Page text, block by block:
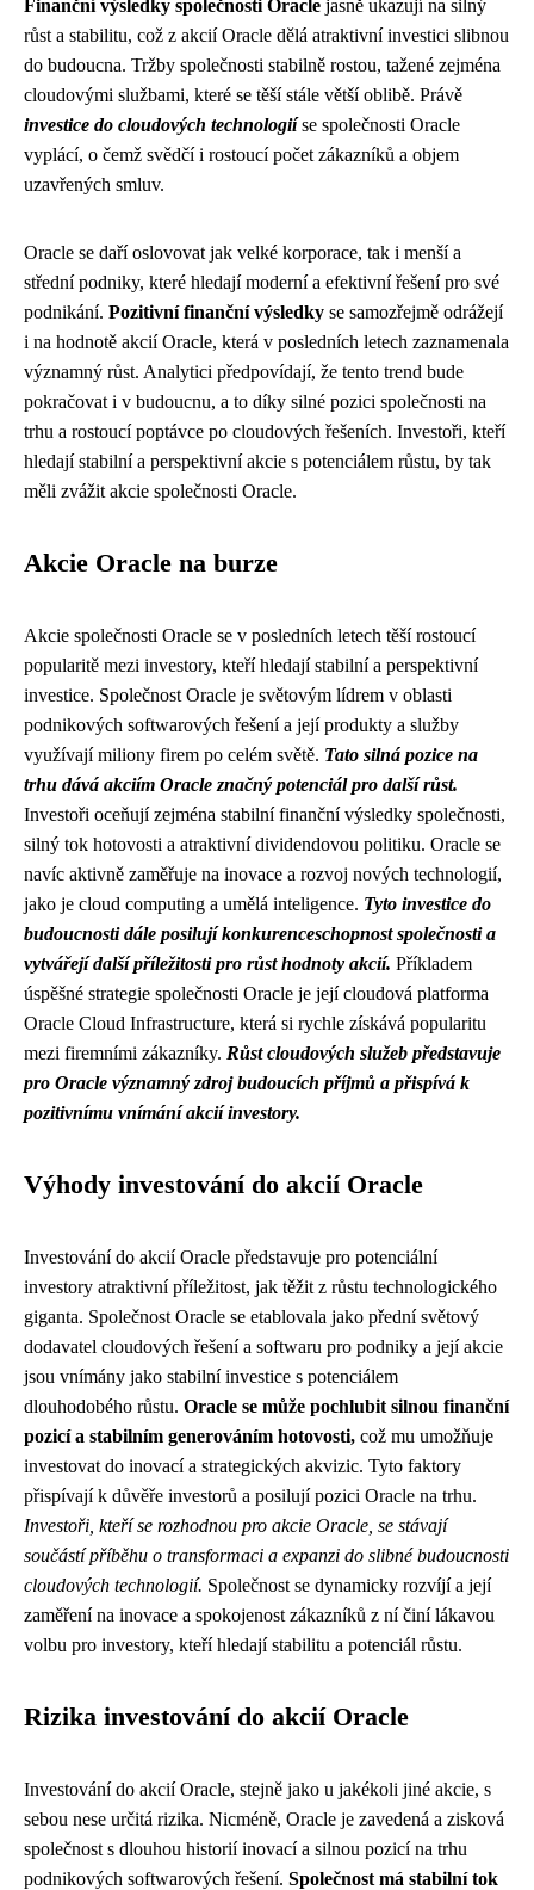
Finanční výsledky společnosti Oracle jasně ukazují na silný
růst a stabilitu, což z akcií Oracle dělá atraktivní investici slibnou
do budoucna. Tržby společnosti stabilně rostou, tažené zejména
cloudovými službami, které se těší stále větší oblibě. Právě
investice do cloudových technologiíse společnosti Oracle
vyplácí, o čemž svědčí i rostoucí počet zákazníků a objem
uzavřených smluv.
Oracle se daří oslovovat jak velké korporace, tak i menší a
střední podniky, které hledají moderní a efektivní řešení pro své
podnikání. Pozitivní finanční výsledky se samozřejmě odrážejí
i na hodnotě akcií Oracle, která v posledních letech zaznamenala
významný růst. Analytici předpovídají, že tento trend bude
pokračovat i v budoucnu, a to díky silné pozici společnosti na
trhu a rostoucí poptávce po cloudových řešeních. Investoři, kteří
hledají stabilní a perspektivní akcie s potenciálem růstu, by tak
měli zvážit akcie společnosti Oracle.
Akcie Oracle na burze
Akcie společnosti Oracle se v posledních letech těší rostoucí
popularitě mezi investory, kteří hledají stabilní a perspektivní
investice. Společnost Oracle je světovým lídrem v oblasti
podnikových softwarových řešení a její produkty a služby
využívají miliony firem po celém světě. Tato silná pozice na
trhu dává akciím Oracle značný potenciál pro další růst.
Investoři oceňují zejména stabilní finanční výsledky společnosti,
silný tok hotovosti a atraktivní dividendovou politiku. Oracle se
navíc aktivně zaměřuje na inovace a rozvoj nových technologií,
jako je cloud computing a umělá inteligence. Tyto investice do
budoucnosti dále posilují konkurenceschopnost společnosti a
vytvářejí další příležitosti pro růst hodnoty akcií. Příkladem
úspěšné strategie společnosti Oracle je její cloudová platforma
Oracle Cloud Infrastructure, která si rychle získává popularitu
mezi firemními zákazníky. Růst cloudových služeb představuje
pro Oracle významný zdroj budoucích příjmů a přispívá k
pozitivnímu vnímání akcií investory.
Výhody investování do akcií Oracle
Investování do akcií Oracle představuje pro potenciální
investory atraktivní příležitost, jak těžit z růstu technologického
giganta. Společnost Oracle se etablovala jako přední světový
dodavatel cloudových řešení a softwaru pro podniky a její akcie
jsou vnímány jako stabilní investice s potenciálem
dlouhodobého růstu. Oracle se může pochlubit silnou finanční
pozicí a stabilním generováním hotovosti, což mu umožňuje
investovat do inovací a strategických akvizic. Tyto faktory
přispívají k důvěře investorů a posilují pozici Oracle na trhu.
Investoři, kteří se rozhodnou pro akcie Oracle, se stávají
součástí příběhu o transformaci a expanzi do slibné budoucnosti
cloudových technologií. Společnost se dynamicky rozvíjí a její
zaměření na inovace a spokojenost zákazníků z ní činí lákavou
volbu pro investory, kteří hledají stabilitu a potenciál růstu.
Rizika investování do akcií Oracle
Investování do akcií Oracle, stejně jako u jakékoli jiné akcie, s
sebou nese určitá rizika. Nicméně, Oracle je zavedená a zisková
společnost s dlouhou historií inovací a silnou pozicí na trhu
podnikových softwarových řešení. Společnost má stabilní tok